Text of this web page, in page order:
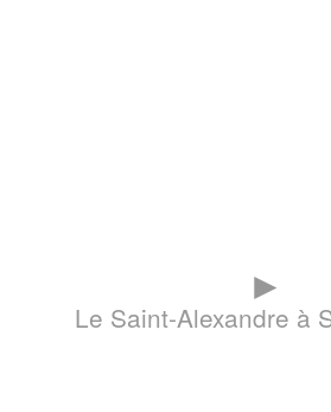
►
Le Saint-Alexandre à